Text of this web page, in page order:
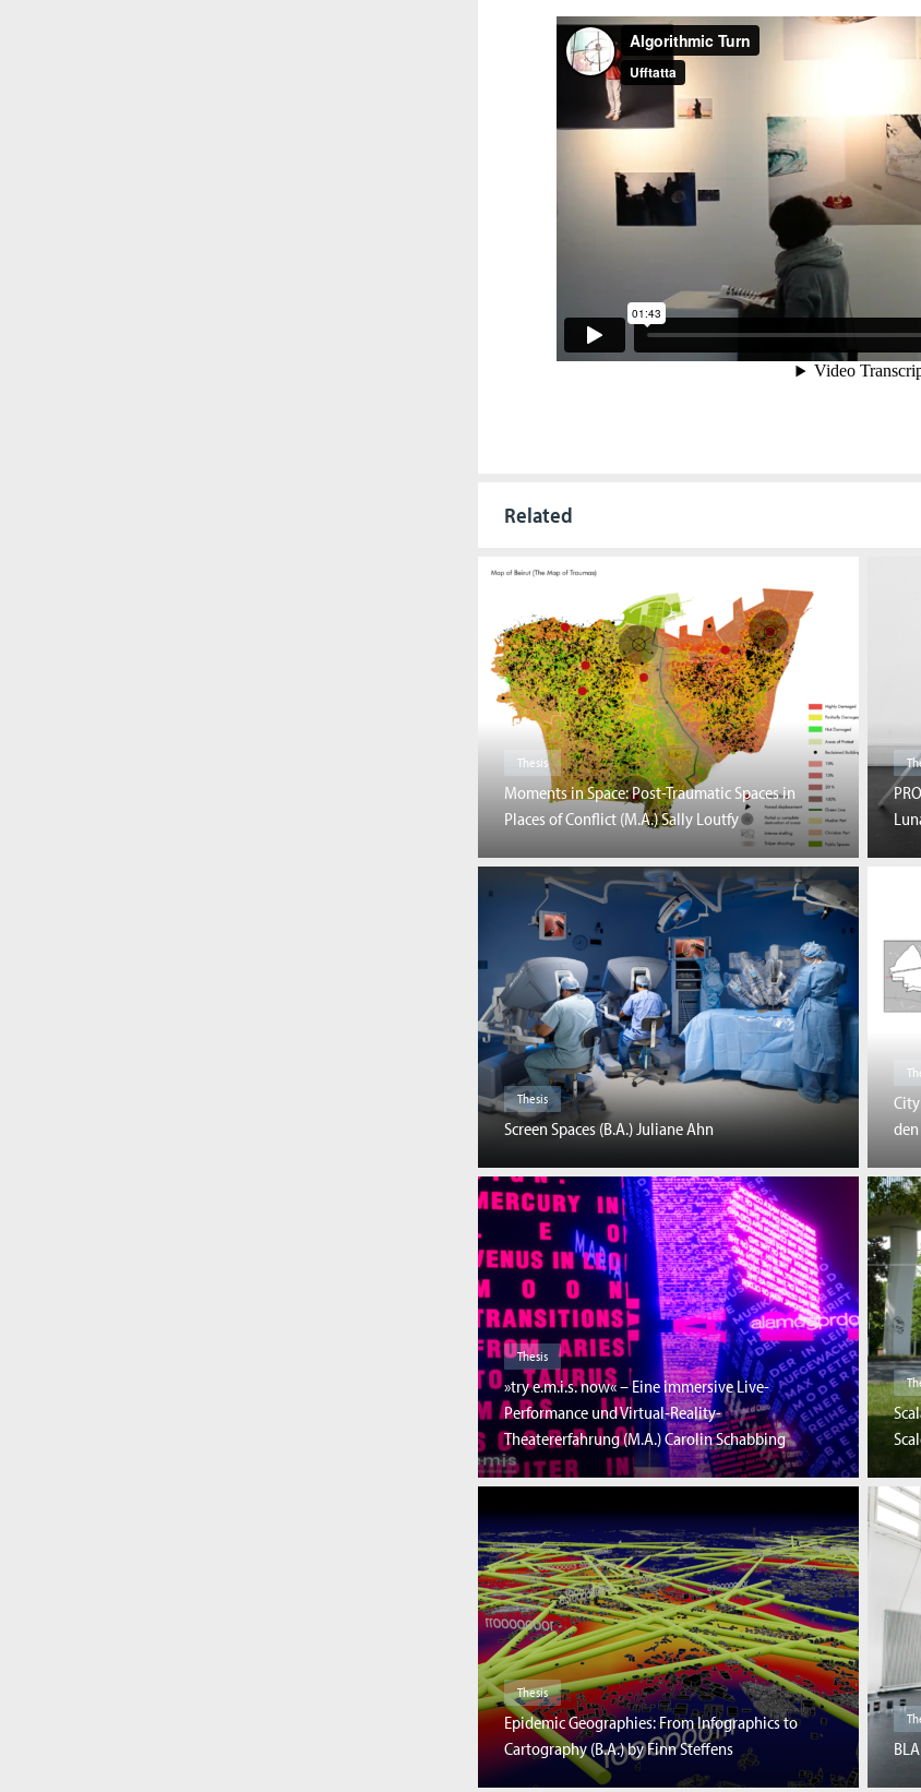
Related
Thesis
Moments in Space: Post-Traumatic Spaces in
Places of Conflict (M.A.) Sally Loutfy
Thesis
Screen Spaces (B.A.) Juliane Ahn
Thesis
»try e.m.i.s. now« – Eine immersive Live-
Performance und Virtual-Reality-
Theatererfahrung (M.A.) Carolin Schabbing
Thesis
Epidemic Geographies: From Infographics to
Cartography (B.A.) by Finn Steffens